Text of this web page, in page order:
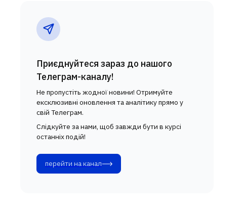
Приєднуйтеся зараз до нашого
Телеграм-каналу!
Не пропустіть жодної новини! Отримуйте
ексклюзивні оновлення та аналітику прямо у
свій Телеграм.
Слідкуйте за нами, щоб завжди бути в курсі
останніх подій!
перейти на канал